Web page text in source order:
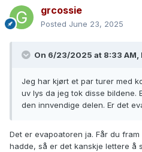
grcossie
Posted June 23, 2025
On 6/23/2025 at 8:33 AM,
Jeg har kjørt et par turer med
uv lys da jeg tok disse bildene.
den innvendige delen. Er det
Det er evapoatoren ja. Får du
hadde, så er det kanskje lettere å